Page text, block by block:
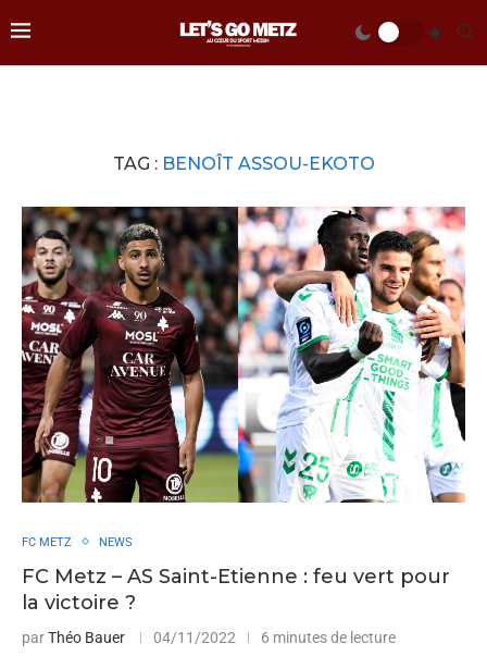
TAG : BENOÎT ASSOU-EKOTO
FC METZ NEWS
FC Metz – AS Saint-Etienne : feu vert pour
la victoire ?
parThéo Bauer 04/11/2022 6 minutes de lecture